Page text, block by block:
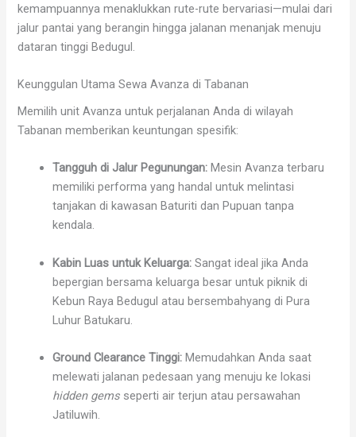
kemampuannya menaklukkan rute-rute bervariasi—mulai dari
jalur pantai yang berangin hingga jalanan menanjak menuju
dataran tinggi Bedugul.
Keunggulan Utama Sewa Avanza di Tabanan
Memilih unit Avanza untuk perjalanan Anda di wilayah
Tabanan memberikan keuntungan spesifik:
Tangguh di Jalur Pegunungan: Mesin Avanza terbaru
memiliki performa yang handal untuk melintasi
tanjakan di kawasan Baturiti dan Pupuan tanpa
kendala.
Kabin Luas untuk Keluarga: Sangat ideal jika Anda
bepergian bersama keluarga besar untuk piknik di
Kebun Raya Bedugul atau bersembahyang di Pura
Luhur Batukaru.
Ground Clearance Tinggi: Memudahkan Anda saat
melewati jalanan pedesaan yang menuju ke lokasi
hidden gems seperti air terjun atau persawahan
Jatiluwih.